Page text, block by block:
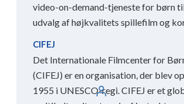
Log ind
video-on-demand-tjeneste for børn
udvalg af højkvalitets spillefilm og
CIFEJ
Det Internationale Filmcenter for
(CIFEJ) er en organisation, der blev
1955 i UNESCO-regi. CIFEJ er et